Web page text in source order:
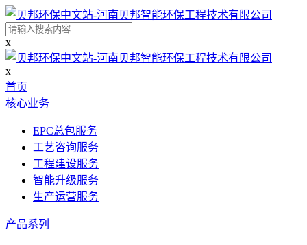
x
x
首页
核心业务
EPC总包服务
工艺咨询服务
工程建设服务
智能升级服务
生产运营服务
产品系列